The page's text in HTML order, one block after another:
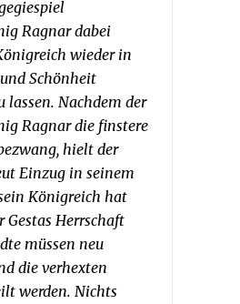
Ragnar dabei
wieder in
Schönheit
lassen. Nachdem der
Ragnar die finstere
hielt der
Einzug in seinem
Königreich hat
Gestas Herrschaft
müssen neu
die verhexten
werden. Nichts